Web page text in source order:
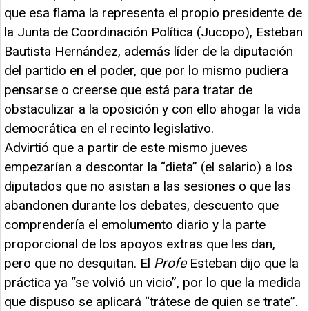
que esa flama la representa el propio presidente de
la Junta de Coordinación Política (Jucopo), Esteban
Bautista Hernández, además líder de la diputación
del partido en el poder, que por lo mismo pudiera
pensarse o creerse que está para tratar de
obstaculizar a la oposición y con ello ahogar la vida
democrática en el recinto legislativo.
Advirtió que a partir de este mismo jueves
empezarían a descontar la “dieta” (el salario) a los
diputados que no asistan a las sesiones o que las
abandonen durante los debates, descuento que
comprendería el emolumento diario y la parte
proporcional de los apoyos extras que les dan,
pero que no desquitan. El Profe Esteban dijo que la
práctica ya “se volvió un vicio”, por lo que la medida
que dispuso se aplicará “trátese de quien se trate”.